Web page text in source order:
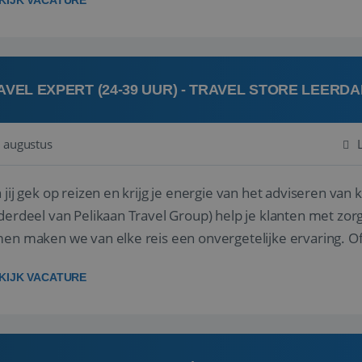
EXPERT (24-39 UUR) - TRAVEL STORE
augustus
gek op reizen en krijg je energie van het adviseren van klanten? Bij Travel
van Pelikaan Travel Group) help je klanten met
maken we van elke reis een onvergetelijke ervaring. Of je nu al jaren ervaring hebt in de
VACATURE